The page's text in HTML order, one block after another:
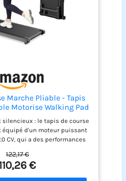
Marche Pliable - Tapis
Motorise Walking Pad
Tapis Roulant 10
pour la Maison
Le Bureau
: le tapis de course
équipé d'un moteur puissant
CV, qui a des performances
maximale de 100 kg. Son
réduit les vibrations et le
un entraînement fluide et
122,17 €
€